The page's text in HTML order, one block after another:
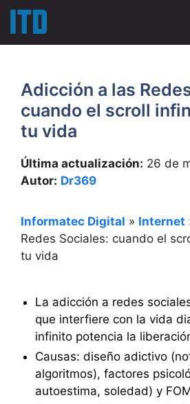
Saltar
contenido
Adicción a las
cuando el scroll
tu vida
Última actualización: 26 de
Autor: Dr369
Informatec Digital » Internet
Redes Sociales: cuando el
tu vida
La adicción a redes
que interfiere con la vida
infinito potencia la
Causas: diseño adictivo
algoritmos), factores
autoestima, soledad) y